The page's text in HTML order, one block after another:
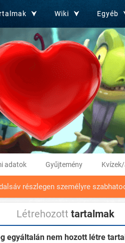
Wiki Egyéb
adatok Gyűjtemény
részlegen személyre
Létrehozott tartalmak
egyáltalán nem hozott létre